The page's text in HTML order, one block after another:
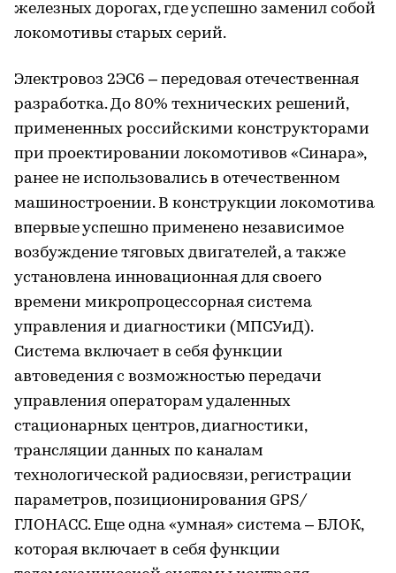
железных дорогах, где успешно заменил собой
локомотивы старых серий.
Электровоз 2ЭС6 – передовая отечественная
разработка. До 80% технических решений,
примененных российскими конструкторами
при проектировании локомотивов «Синара»,
ранее не использовались в отечественном
машиностроении. В конструкции локомотива
впервые успешно применено независимое
возбуждение тяговых двигателей, а также
установлена инновационная для своего
времени микропроцессорная система
управления и диагностики (МПСУиД).
Система включает в себя функции
автоведения с возможностью передачи
управления операторам удаленных
стационарных центров, диагностики,
трансляции данных по каналам
технологической радиосвязи, регистрации
параметров, позиционирования GPS/
ГЛОНАСС. Еще одна «умная» система – БЛОК,
которая включает в себя функции